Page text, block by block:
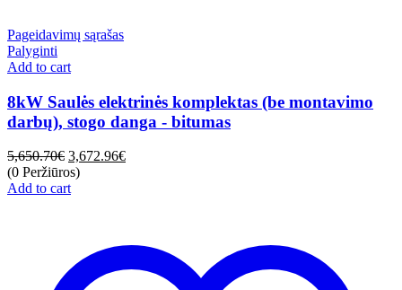
Pageidavimų sąrašas
Palyginti
Add to cart
8kW Saulės elektrinės komplektas (be montavimo
darbų), stogo danga - bitumas
5,650.70€ 3,672.96€
(0 Peržiūros)
Add to cart